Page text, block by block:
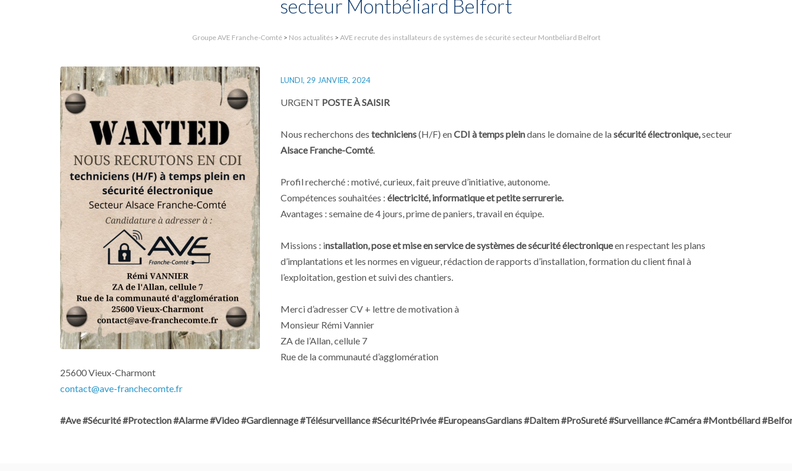
secteur Montbéliard Belfort
Groupe AVE Franche-Comté> Nos actualités > AVE recrute des installateurs de systèmes de sécurité secteur Montbéliard Belfort
LUNDI, 29 JANVIER, 2024
URGENT POSTE À SAISIR
Nous recherchons des techniciens(H/F) enCDI à temps pleindans le domaine de lasécurité électronique,secteur
Alsace Franche-Comté.
Profil recherché : motivé, curieux, fait preuve d’initiative, autonome.
Compétences souhaitées : électricité, informatique et petite serrurerie.
Avantages : semaine de 4 jours, prime de paniers, travail en équipe.
Missions : installation, pose et mise en service de systèmes de sécurité électroniqueen respectant les plans
d’implantations et les normes en vigueur, rédaction de rapports d’installation, formation du client final à
l’exploitation, gestion et suivi des chantiers.
Merci d’adresser CV + lettre de motivation à
Monsieur Rémi Vannier
ZA de l’Allan, cellule 7
Rue de la communauté d’agglomération
25600 Vieux-Charmont
contact@ave-franchecomte.fr
#Ave #Sécurité #Protection #Alarme #Video #Gardiennage #Télésurveillance #SécuritéPrivée #EuropeansGardians #Daitem #ProSureté #Surveillance #Caméra #Montbéliard